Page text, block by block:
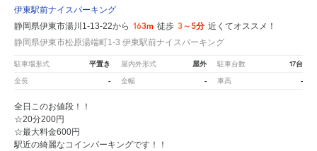
伊東駅前ナイスパーキング
静岡県伊東市湯川1-13-22から 163m 徒歩 3～5分 近くてオススメ！
静岡県伊東市松原湯端町1-3 伊東駅前ナイスパーキング
駐車場形式 平置き 屋内外形式 屋外 駐車台数 17台
全長 - 全幅 - 車高 -
全日このお値段！！
☆20分200円
☆最大料金600円
駅近の綺麗なコインパーキングです！！